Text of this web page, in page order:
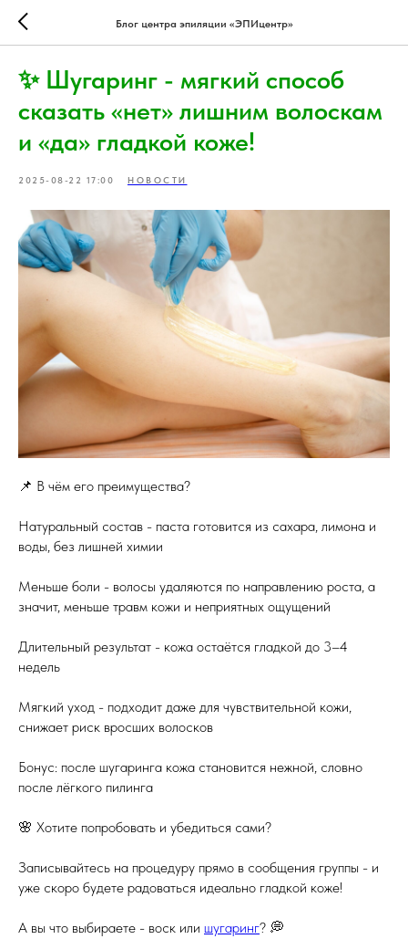
Блог центра эпиляции «ЭПИцентр»
✨ Шугаринг - мягкий способ
сказать «нет» лишним волоскам
и «да» гладкой коже!
2025-08-22 17:00 НОВОСТИ
📌 В чём его преимущества?
Натуральный состав - паста готовится из сахара, лимона и
воды, без лишней химии
Меньше боли - волосы удаляются по направлению роста, а
значит, меньше травм кожи и неприятных ощущений
Длительный результат - кожа остаётся гладкой до 3–4
недель
Мягкий уход - подходит даже для чувствительной кожи,
снижает риск вросших волосков
Бонус: после шугаринга кожа становится нежной, словно
после лёгкого пилинга
🌸 Хотите попробовать и убедиться сами?
Записывайтесь на процедуру прямо в сообщения группы - и
уже скоро будете радоваться идеально гладкой коже!
А вы что выбираете - воск или шугаринг? 💭